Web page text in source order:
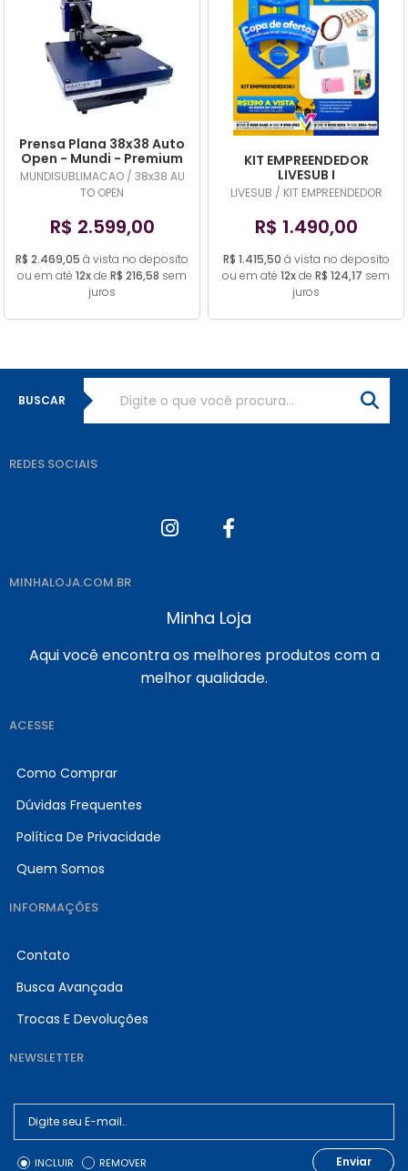
Prensa Plana 38x38 Auto
Open - Mundi - Premium
- 220v
MUNDISUBLIMACAO / 38x38 AU
TO OPEN
R$ 2.599,00
R$ 2.469,05 à vista no deposito
ou em até 12xde R$ 216,58 sem
juros
KIT EMPREENDEDOR
LIVESUB I
LIVESUB / KIT EMPREENDEDOR
R$ 1.490,00
R$ 1.415,50 à vista no deposito
ou em até 12xde R$ 124,17 sem
juros
BUSCAR
REDES SOCIAIS
MINHALOJA.COM.BR
Minha Loja
Aqui você encontra os melhores produtos com a
melhor qualidade.
ACESSE
Como Comprar
Dúvidas Frequentes
Política De Privacidade
Quem Somos
INFORMAÇÕES
Contato
Busca Avançada
Trocas E Devoluções
NEWSLETTER
INCLUIR REMOVER Enviar